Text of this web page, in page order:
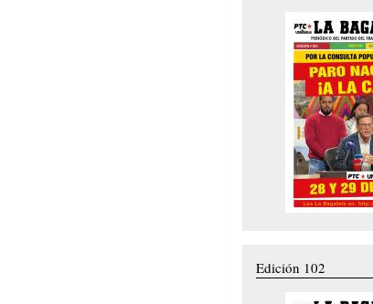
Edición 102